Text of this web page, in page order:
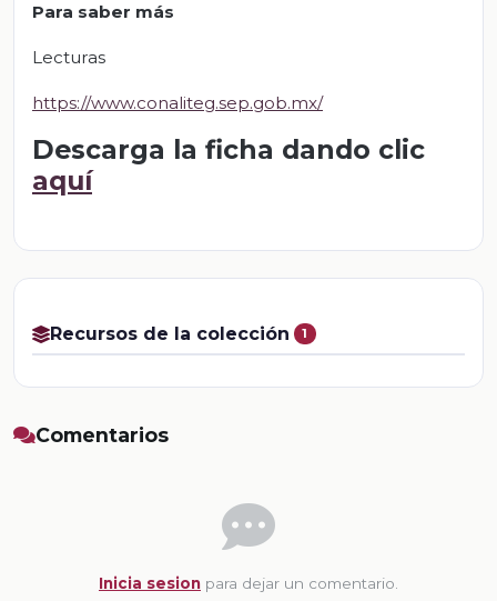
Para saber más
Lecturas
https://www.conaliteg.sep.gob.mx/
Descarga la ficha dando clic
aquí
Recursos de la colección 1
Comentarios
Inicia sesion para dejar un comentario.